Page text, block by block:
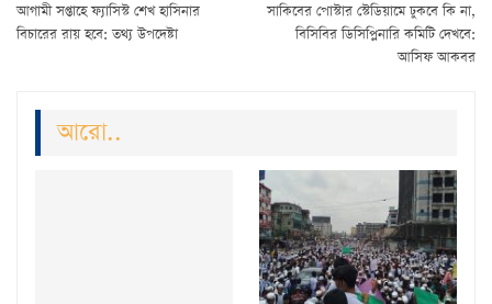
আগামী সপ্তাহে ফ্যাসিস্ট শেখ হাসিনার
বিচারের রায় হবে: তথ্য উপদেষ্টা
সাকিবের পোস্টার স্টেডিয়ামে ঢুকবে কি না,
বিসিবির ডিসিপ্লিনারি কমিটি দেখবে:
আসিফ আকবর
আরো..